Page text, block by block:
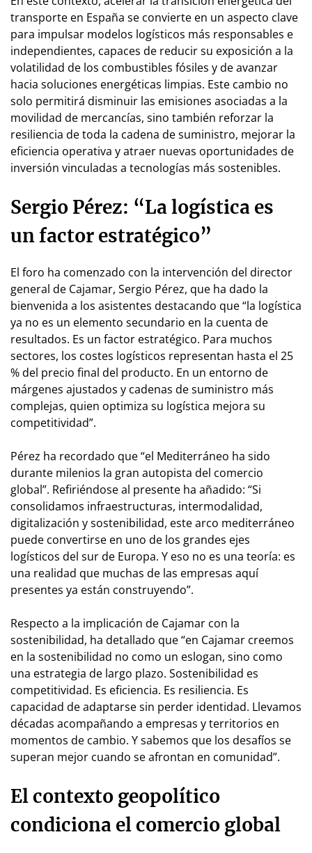
transporte en España se convierte en un aspecto clave
para impulsar modelos logísticos más responsables e
independientes, capaces de reducir su exposición a la
volatilidad de los combustibles fósiles y de avanzar
hacia soluciones energéticas limpias. Este cambio no
solo permitirá disminuir las emisiones asociadas a la
movilidad de mercancías, sino también reforzar la
resiliencia de toda la cadena de suministro, mejorar la
eficiencia operativa y atraer nuevas oportunidades de
inversión vinculadas a tecnologías más sostenibles.
Sergio Pérez: “La logística es
un factor estratégico”
El foro ha comenzado con la intervención del director
general de Cajamar, Sergio Pérez, que ha dado la
bienvenida a los asistentes destacando que “la logística
ya no es un elemento secundario en la cuenta de
resultados. Es un factor estratégico. Para muchos
sectores, los costes logísticos representan hasta el 25
% del precio final del producto. En un entorno de
márgenes ajustados y cadenas de suministro más
complejas, quien optimiza su logística mejora su
competitividad”.
Pérez ha recordado que “el Mediterráneo ha sido
durante milenios la gran autopista del comercio
global”. Refiriéndose al presente ha añadido: “Si
consolidamos infraestructuras, intermodalidad,
digitalización y sostenibilidad, este arco mediterráneo
puede convertirse en uno de los grandes ejes
logísticos del sur de Europa. Y eso no es una teoría: es
una realidad que muchas de las empresas aquí
presentes ya están construyendo”.
Respecto a la implicación de Cajamar con la
sostenibilidad, ha detallado que “en Cajamar creemos
en la sostenibilidad no como un eslogan, sino como
una estrategia de largo plazo. Sostenibilidad es
competitividad. Es eficiencia. Es resiliencia. Es
capacidad de adaptarse sin perder identidad. Llevamos
décadas acompañando a empresas y territorios en
momentos de cambio. Y sabemos que los desafíos se
superan mejor cuando se afrontan en comunidad”.
El contexto geopolítico
condiciona el comercio global